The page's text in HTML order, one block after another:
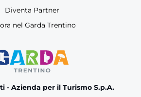
- Azienda per il Turismo S.p.A.
Diventa Partner
nel Garda Trentino